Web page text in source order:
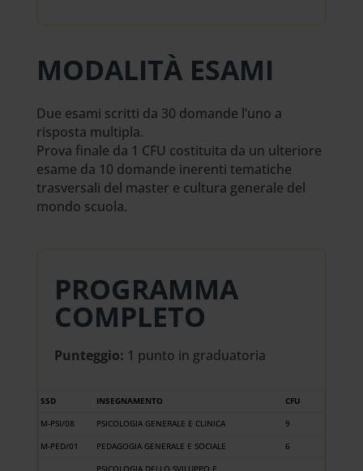
MODALITÀ ESAMI
Due esami scritti da 30 domande l’uno a
risposta multipla.
Prova finale da 1 CFU costituita da un ulteriore
esame da 10 domande inerenti tematiche
trasversali del master e cultura generale del
mondo scuola.
PROGRAMMA
COMPLETO
Punteggio: 1 punto in graduatoria
SSD INSEGNAMENTO
CFU
M-PSI/08
PSICOLOGIA GENERALE E CLINICA
9
M-PED/01
PEDAGOGIA GENERALE E SOCIALE 6
PSICOLOGIA DELLO SVILUPPO E